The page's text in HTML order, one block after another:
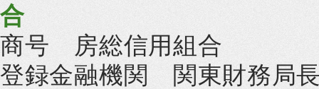
商号 房総信用組合
登録金融機関 関東財務局